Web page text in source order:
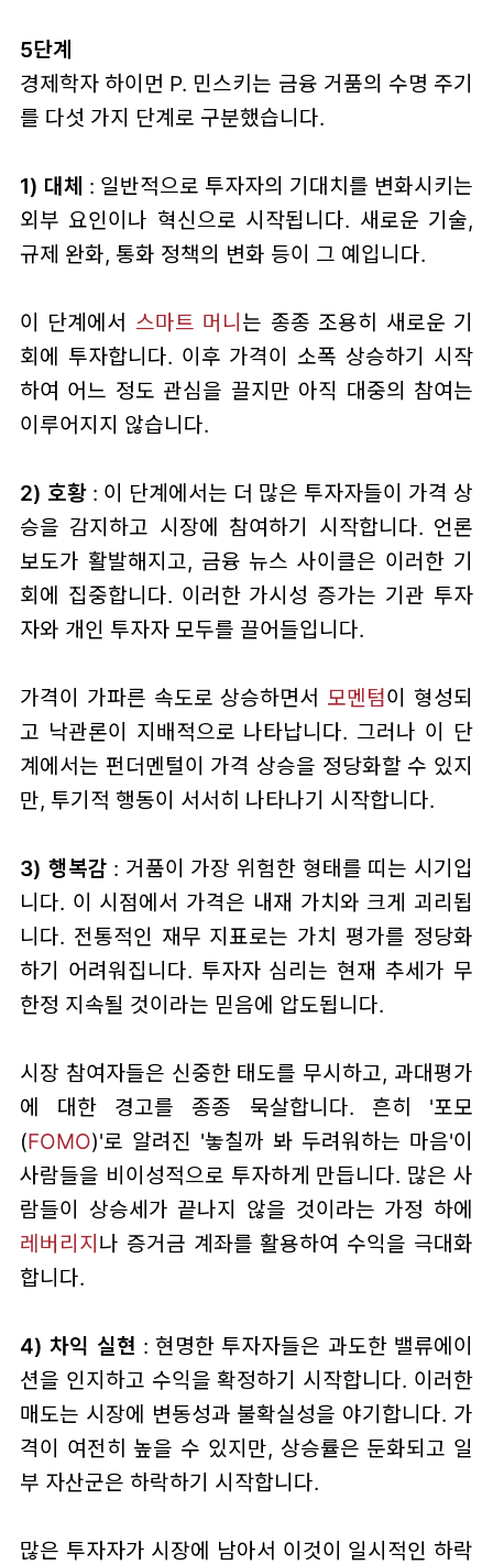
5단계
경제학자 하이먼 P. 민스키는 금융 거품의 수명 주기
를 다섯 가지 단계로 구분했습니다.
1) 대체 : 일반적으로 투자자의 기대치를 변화시키는
외부 요인이나 혁신으로 시작됩니다. 새로운 기술,
규제 완화, 통화 정책의 변화 등이 그 예입니다.
이 단계에서 스마트 머니 는 종종 조용히 새로운 기
회에 투자합니다. 이후 가격이 소폭 상승하기 시작
하여 어느 정도 관심을 끌지만 아직 대중의 참여는
이루어지지 않습니다.
2) 호황: 이 단계에서는 더 많은 투자자들이 가격 상
승을 감지하고 시장에 참여하기 시작합니다. 언론
보도가 활발해지고, 금융 뉴스 사이클은 이러한 기
회에 집중합니다. 이러한 가시성 증가는 기관 투자
자와 개인 투자자 모두를 끌어들입니다.
가격이 가파른 속도로 상승하면서 모멘텀이 형성되
고 낙관론이 지배적으로 나타납니다. 그러나 이 단
계에서는 펀더멘털이 가격 상승을 정당화할 수 있지
만, 투기적 행동이 서서히 나타나기 시작합니다.
3) 행복감 : 거품이 가장 위험한 형태를 띠는 시기입
니다. 이 시점에서 가격은 내재 가치와 크게 괴리됩
니다. 전통적인 재무 지표로는 가치 평가를 정당화
하기 어려워집니다. 투자자 심리는 현재 추세가 무
한정 지속될 것이라는 믿음에 압도됩니다.
시장 참여자들은 신중한 태도를 무시하고, 과대평가
에 대한 경고를 종종 묵살합니다. 흔히 '포모
(FOMO)'로 알려진 '놓칠까 봐 두려워하는 마음'이
사람들을 비이성적으로 투자하게 만듭니다. 많은 사
람들이 상승세가 끝나지 않을 것이라는 가정 하에
레버리지 나 증거금 계좌를 활용하여 수익을 극대화
합니다.
4) 차익 실현 : 현명한 투자자들은 과도한 밸류에이
션을 인지하고 수익을 확정하기 시작합니다. 이러한
매도는 시장에 변동성과 불확실성을 야기합니다. 가
격이 여전히 높을 수 있지만, 상승률은 둔화되고 일
부 자산군은 하락하기 시작합니다.
많은 투자자가 시장에 남아서 이것이 일시적인 하락